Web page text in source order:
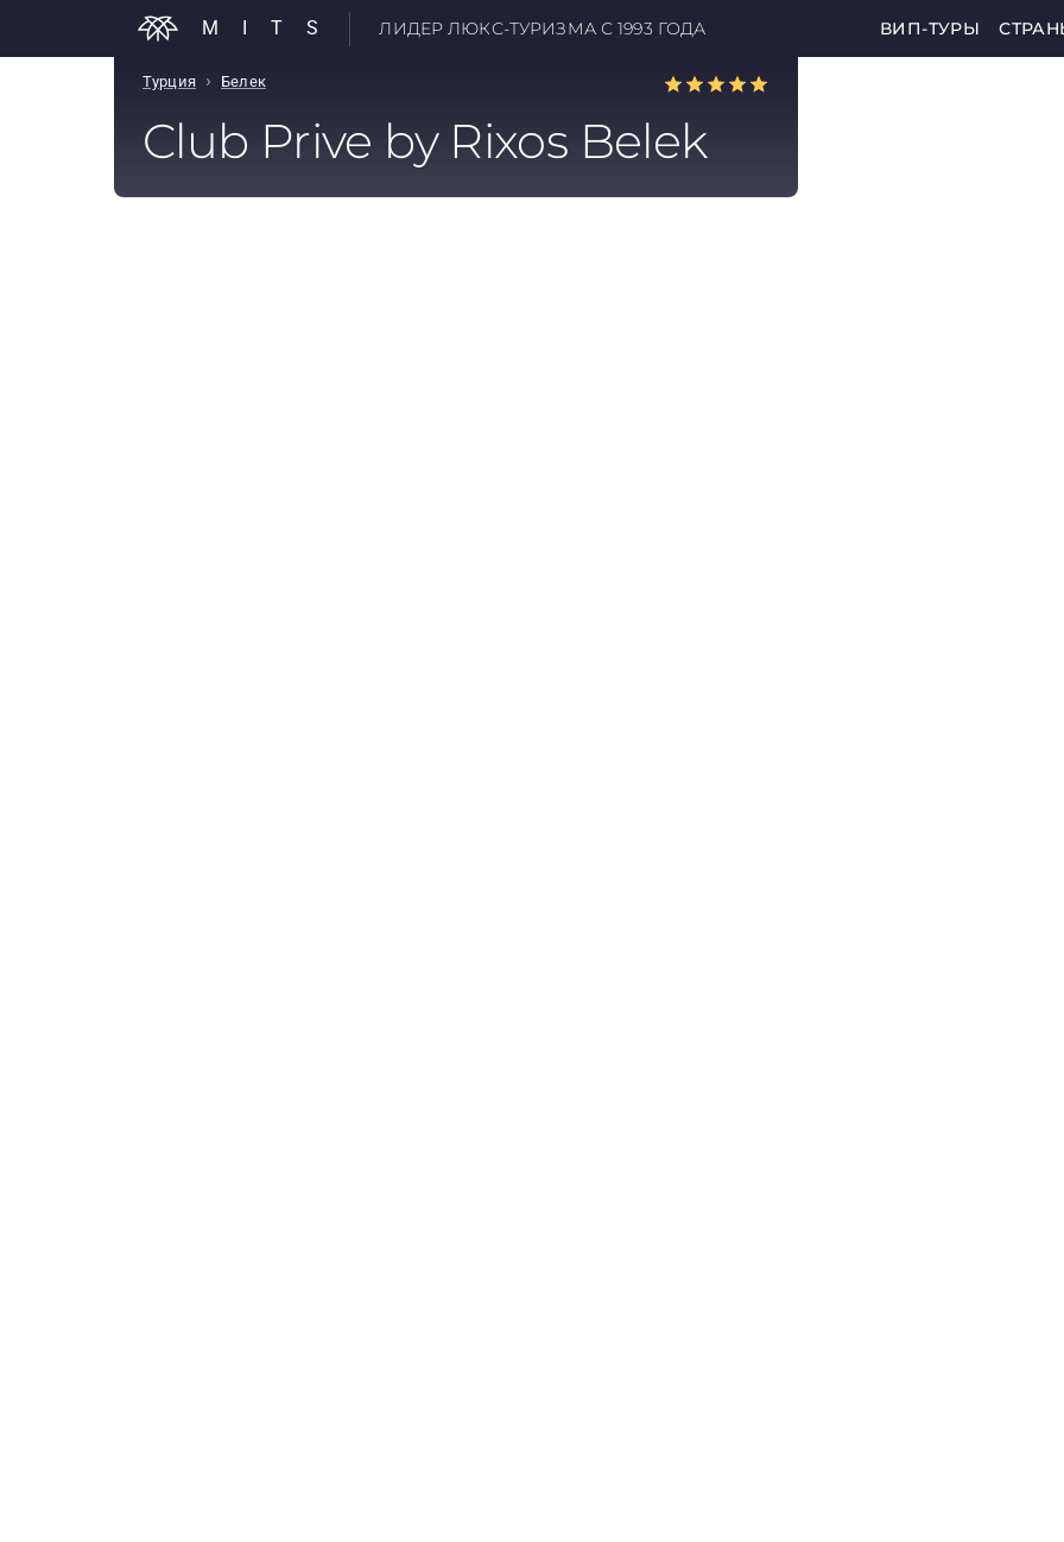
MITS ЛИДЕР ЛЮКС-ТУРИЗМА С 1993 ГОДА ВИП-ТУРЫ
Турция › Белек
Club Prive by Rixos Belek